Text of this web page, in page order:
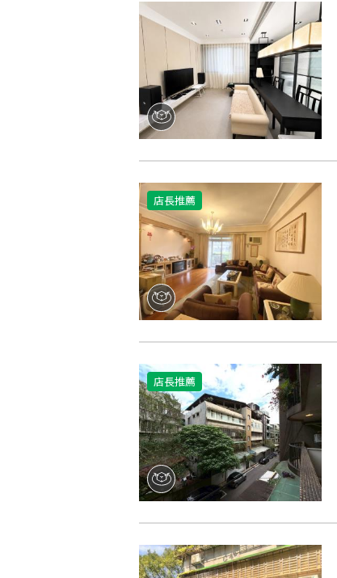
店長推薦
店長推薦